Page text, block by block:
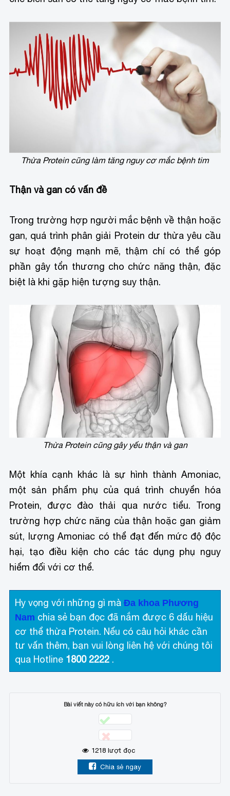
Thừa Protein cũng làm tăng nguy cơ mắc bệnh tim
Thận và gan có vấn đề
Trong trường hợp người mắc bệnh về thận hoặc
gan, quá trình phân giải Protein dư thừa yêu cầu
sự hoạt động mạnh mẽ, thậm chí có thể góp
phần gây tổn thương cho chức năng thận, đặc
biệt là khi gặp hiện tượng suy thận.
Thừa Protein cũng gây yếu thận và gan
Một khía cạnh khác là sự hình thành Amoniac,
một sản phẩm phụ của quá trình chuyển hóa
Protein, được đào thải qua nước tiểu. Trong
trường hợp chức năng của thận hoặc gan giảm
sút, lượng Amoniac có thể đạt đến mức độ độc
hại, tạo điều kiện cho các tác dụng phụ nguy
hiểm đối với cơ thể.
Hy vọng với những gì màĐa khoa Phương
Nam chia sẻ bạn đọc đã nắm được 6 dấu hiệu
cơ thể thừa Protein. Nếu có câu hỏi khác cần
tư vấn thêm, bạn vui lòng liên hệ với chúng tôi
qua Hotline 1800 2222 .
Bài viết này có hữu ích với bạn không?
1218 lượt đọc
Chia sẻ ngay